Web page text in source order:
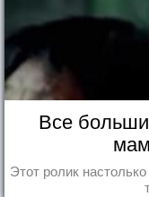
Все
Этот ролик